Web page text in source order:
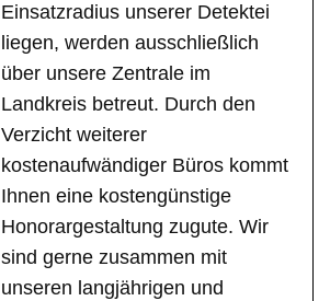
Einsatzradius unserer Detektei
liegen, werden ausschließlich
über unsere Zentrale im
Landkreis betreut. Durch den
Verzicht weiterer
kostenaufwändiger Büros kommt
Ihnen eine kostengünstige
Honorargestaltung zugute. Wir
sind gerne zusammen mit
unseren langjährigen und